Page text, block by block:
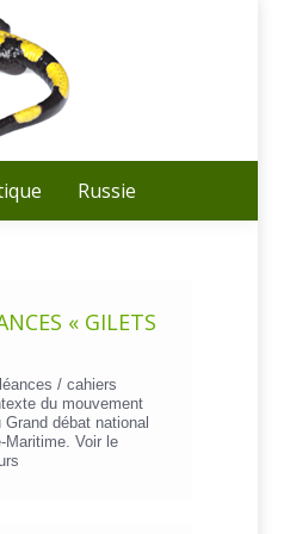
Russie
« GILETS
/ cahiers
du mouvement
débat national
Maritime. Voir le